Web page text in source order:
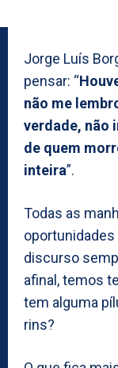
Jorge Luís
pensar: “
não me
verdade, não
de quem
inteira”.
Todas as
oportunidades
discurso
afinal, temos
tem alguma
rins?